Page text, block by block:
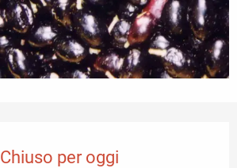
Chiuso per oggi